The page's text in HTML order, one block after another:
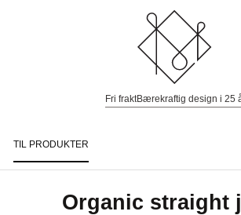
Fri fraktBærekraftig design i 25
TIL PRODUKTER
Organic straight